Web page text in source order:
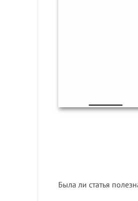
Была ли статья